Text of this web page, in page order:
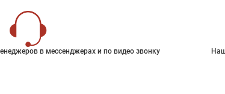
в мессенджерах и по видео звонку